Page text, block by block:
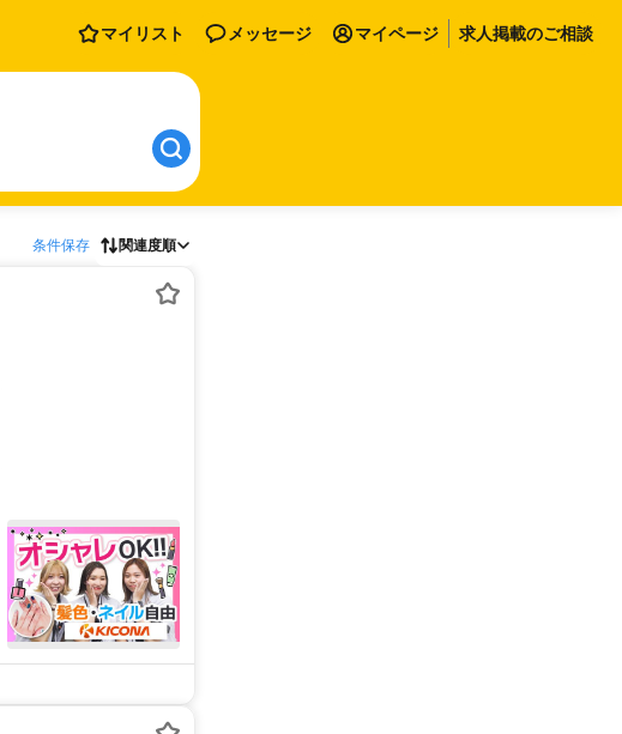
マイリスト メッセージ マイページ 求人掲載のご相談
条件保存 関連度順